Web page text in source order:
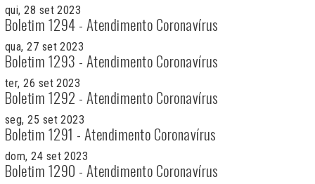
qui, 28 set 2023
Boletim 1294 - Atendimento Coronavírus
qua, 27 set 2023
Boletim 1293 - Atendimento Coronavírus
ter, 26 set 2023
Boletim 1292 - Atendimento Coronavírus
seg, 25 set 2023
Boletim 1291 - Atendimento Coronavírus
dom, 24 set 2023
Boletim 1290 - Atendimento Coronavírus